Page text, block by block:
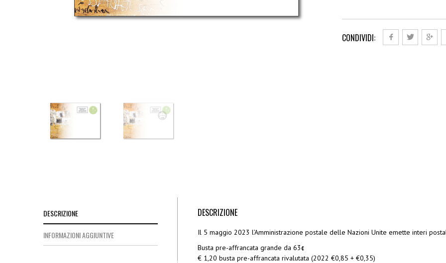
CONDIVIDI:
DESCRIZIONE
INFORMAZIONI AGGIUNTIVE
DESCRIZIONE
Il 5 maggio 2023 l’Amministrazione postale delle Nazioni Unite emette interi
Busta pre-affrancata grande da 63¢
€ 1,20 busta pre-affrancata rivalutata (2022 €0,85 + €0,35)